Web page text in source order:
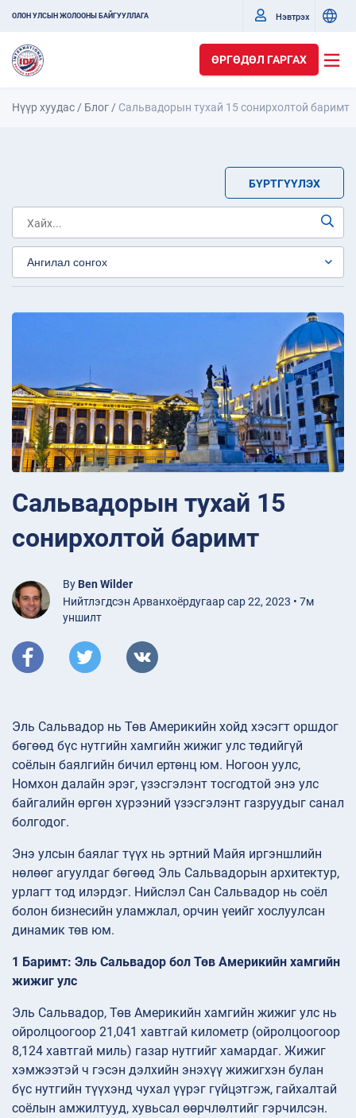
ОЛОН УЛСЫН ЖОЛООНЫ БАЙГУУЛЛАГА Нэвтрэх
ӨРГӨДӨЛ ГАРГАХ
Нүүр хуудас / Блог / Сальвадорын тухай 15 сонирхолтой баримт
БҮРТГҮҮЛЭХ
Сальвадорын тухай 15
сонирхолтой баримт
By Ben Wilder
Нийтлэгдсэн Арванхоёрдугаар сар 22, 2023 • 7м
уншилт
Эль Сальвадор нь Төв Америкийн хойд хэсэгт оршдог
бөгөөд бүс нутгийн хамгийн жижиг улс төдийгүй
соёлын баялгийн бичил ертөнц юм. Ногоон уулс,
Номхон далайн эрэг, үзэсгэлэнт тосгодтой энэ улс
байгалийн өргөн хүрээний үзэсгэлэнт газруудыг санал
болгодог.
Энэ улсын баялаг түүх нь эртний Майя иргэншлийн
нөлөөг агуулдаг бөгөөд Эль Сальвадорын архитектур,
урлагт тод илэрдэг. Нийслэл Сан Сальвадор нь соёл
болон бизнесийн уламжлал, орчин үеийг хослуулсан
динамик төв юм.
1 Баримт: Эль Сальвадор бол Төв Америкийн хамгийн
жижиг улс
Эль Сальвадор, Төв Америкийн хамгийн жижиг улс нь
ойролцоогоор 21,041 хавтгай километр (ойролцоогоор
8,124 хавтгай миль) газар нутгийг хамардаг. Жижиг
хэмжээтэй ч гэсэн дэлхийн энэхүү жижигхэн булан
бүс нутгийн түүхэнд чухал үүрэг гүйцэтгэж, гайхалтай
соёлын амжилтууд, хувьсал өөрчлөлтийг гэрчилсэн.